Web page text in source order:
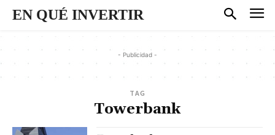
EN QUÉ INVERTIR
- Publicidad -
TAG
Towerbank